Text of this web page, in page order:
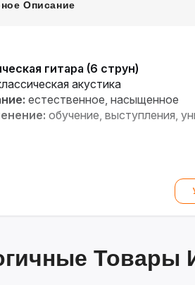
Описание
гитара (6 струн)
акустика
естественное, насыщенное
обучение, выступления,
Товары